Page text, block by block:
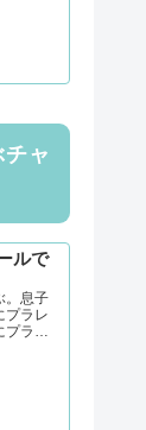
ャ
ルで
。息子
プラレ
プラレ